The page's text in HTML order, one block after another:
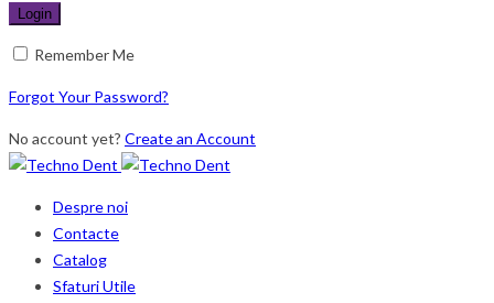
Remember Me
Forgot Your Password?
No account yet? Create an Account
Despre noi
Contacte
Catalog
Sfaturi Utile